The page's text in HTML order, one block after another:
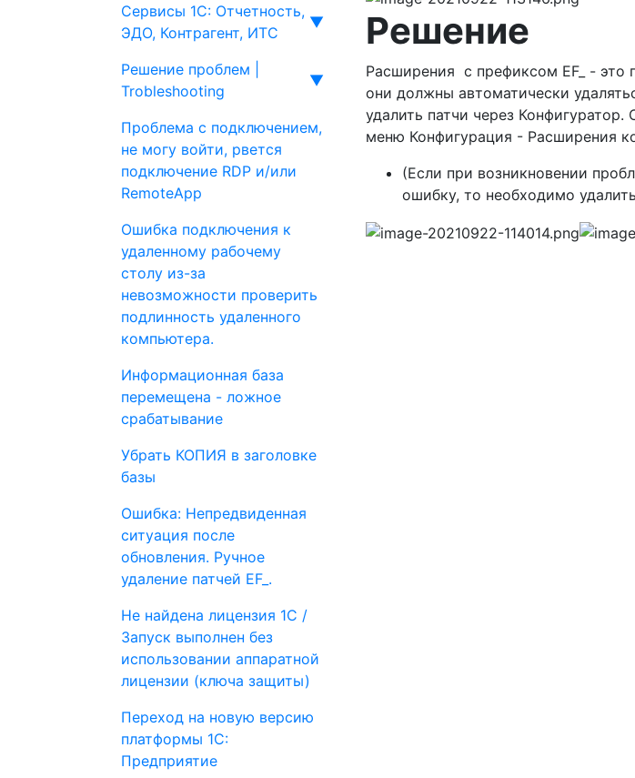
Сервисы 1С: Отчетность,
ЭДО, Контрагент, ИТС
▼
Решение проблем |
Trobleshooting
▼
Проблема с подключением,
не могу войти, рвется
подключение RDP и/или
RemoteApp
Ошибка подключения к
удаленному рабочему
столу из-за
невозможности проверить
подлинность удаленного
компьютера.
Информационная база
перемещена - ложное
срабатывание
Убрать КОПИЯ в заголовке
базы
Ошибка: Непредвиденная
ситуация после
обновления. Ручное
удаление патчей EF_.
Не найдена лицензия 1С /
Запуск выполнен без
использовании аппаратной
лицензии (ключа защиты)
Переход на новую версию
платформы 1С:
Предприятие
Решение
Расширения с префиксом EF_ - это
они должны автоматически
удалить патчи через
меню Конфигурация - Расширения
(Если при возникновении
ошибку, то необходимо